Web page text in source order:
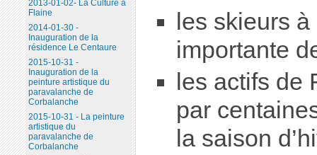
les skieurs
importante
les actifs de
par
la saison
2013-01-02- La Culture à
Flaine
2014-01-30 -
Inauguration de la
résidence Le Centaure
2015-10-31 -
Inauguration de la
peinture artistique du
paravalanche de
Corbalanche
2015-10-31 - La peinture
artistique du
paravalanche de
Corbalanche